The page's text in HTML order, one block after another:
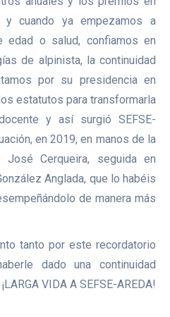
y cuando ya empezamos a
edad o salud, confiamos en
de alpinista, la continuidad
por su presidencia en
estatutos para transformarla
y así surgió SEFSE-
en 2019, en manos de la
José Cerqueira, seguida en
Anglada, que lo habéis
de manera más
tanto por este recordatorio
dado una continuidad
VIDA A SEFSE-AREDA!